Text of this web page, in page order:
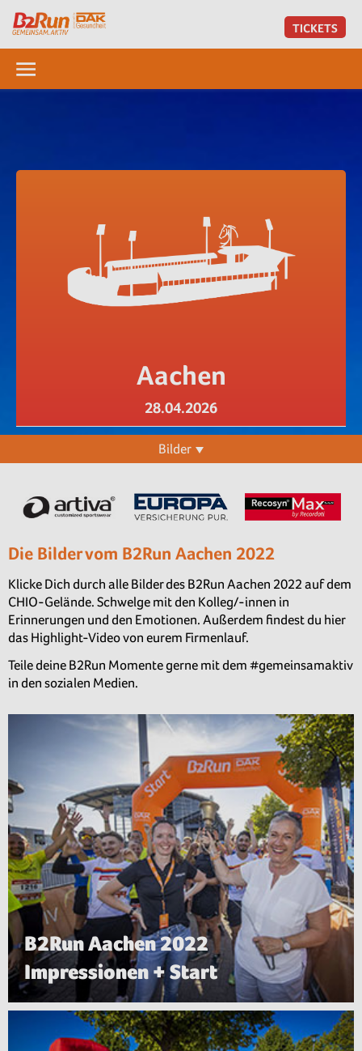
TICKETS
Aachen
28.04.2026
Bilder
Die Bilder vom B2Run Aachen 2022
Klicke Dich durch alle Bilder des B2Run Aachen 2022 auf dem
CHIO-Gelände. Schwelge mit den Kolleg/-innen in
Erinnerungen und den Emotionen. Außerdem findest du hier
das Highlight-Video von eurem Firmenlauf.
Teile deine B2Run Momente gerne mit dem #gemeinsamaktiv
in den sozialen Medien.
B2Run Aachen 2022
Impressionen + Start